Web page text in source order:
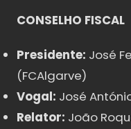
CONSELHO FISCAL
Presidente: José
(FCAlgarve)
Vogal: José
Relator: João